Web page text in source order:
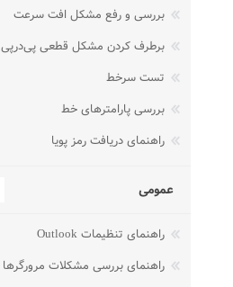
بررسی و رفع مشکل افت سرعت
برطرف کردن مشکل قطعی پی‌در‌پی
تست سرخط
بررسی پارامترهای خط
راهنمای دریافت رمز پویا
عمومی
راهنمای تنظیمات Outlook
راهنمای بررسی مشکلات مرورگرها